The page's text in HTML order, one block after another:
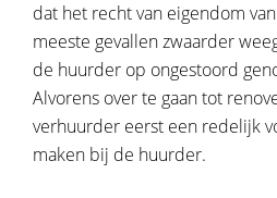
dat het recht van eigendom
meeste gevallen zwaarder
de huurder op ongestoord
Alvorens over te gaan tot
verhuurder eerst een redelijk
maken bij de huurder.